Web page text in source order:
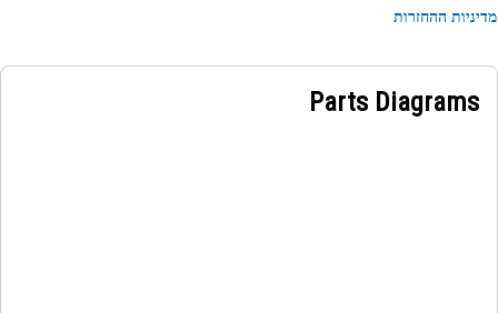
ההחזרות
Parts Diagrams